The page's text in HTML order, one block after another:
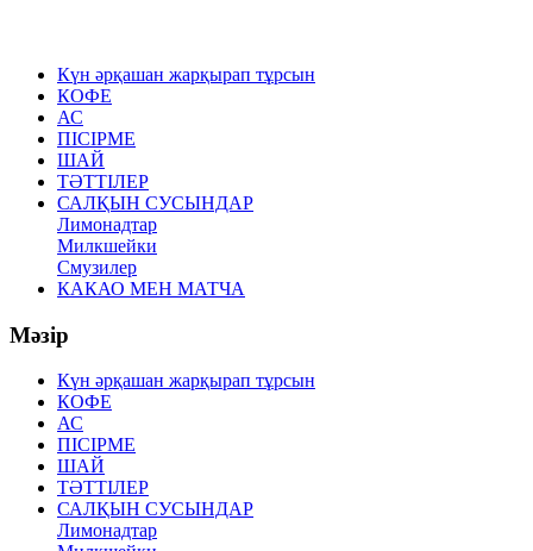
Күн әрқашан жарқырап тұрсын
КОФЕ
АС
ПІСІРМЕ
ШАЙ
ТӘТТІЛЕР
САЛҚЫН СУСЫНДАР
Лимонадтар
Милкшейки
Смузилер
КАКАО МЕН МАТЧА
Мәзір
Күн әрқашан жарқырап тұрсын
КОФЕ
АС
ПІСІРМЕ
ШАЙ
ТӘТТІЛЕР
САЛҚЫН СУСЫНДАР
Лимонадтар